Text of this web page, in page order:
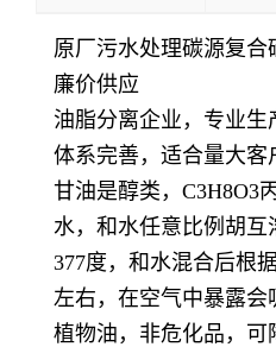
原厂污水处理碳源复合
廉价供应
油脂分离企业，专业
体系完善，适合量大客
甘油是醇类，C3H8O3
水，和水任意比例胡互
377度，和水混合后根
左右，在空气中暴露会
植物油，非危化品，